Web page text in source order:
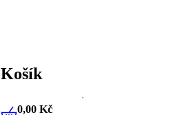
Košík
0,00 Kč